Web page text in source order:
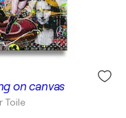
on canvas
Toile